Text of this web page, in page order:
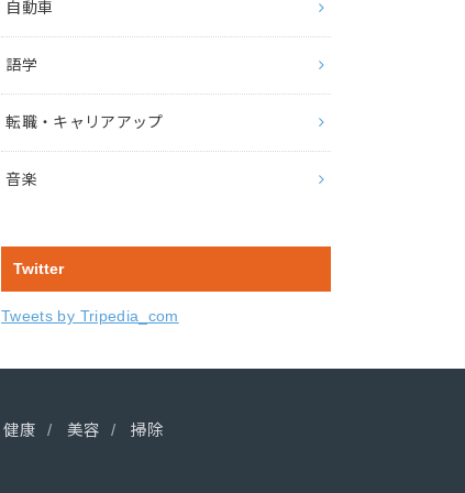
自動車
語学
転職・キャリアアップ
音楽
Twitter
Tweets by Tripedia_com
健康 美容 掃除